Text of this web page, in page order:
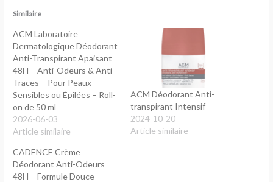
Similaire
ACM Laboratoire
Dermatologique Déodorant
Anti-Transpirant Apaisant
48H – Anti-Odeurs & Anti-
Traces – Pour Peaux
Sensibles ou Épilées – Roll-
on de 50 ml
2026-06-03
Article similaire
ACM Déodorant Anti-
transpirant Intensif
2024-10-20
Article similaire
CADENCE Crème
Déodorant Anti-Odeurs
48H – Formule Douce